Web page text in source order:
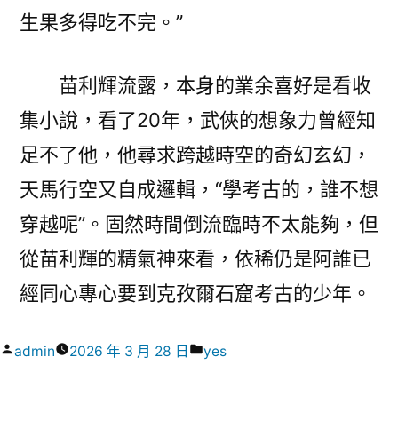
生果多得吃不完。”
苗利輝流露，本身的業余喜好是看收
集小說，看了20年，武俠的想象力曾經知
足不了他，他尋求跨越時空的奇幻玄幻，
天馬行空又自成邏輯，“學考古的，誰不想
穿越呢”。固然時間倒流臨時不太能夠，但
從苗利輝的精氣神來看，依稀仍是阿誰已
經同心專心要到克孜爾石窟考古的少年。
作
admin 2026 年 3 月 28 日
分
yes